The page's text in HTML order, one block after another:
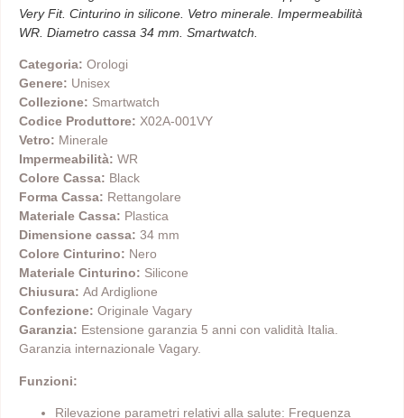
Very Fit. Cinturino in silicone. Vetro minerale. Impermeabilità
WR. Diametro cassa 34 mm. Smartwatch.
Categoria: Orologi
Genere: Unisex
Collezione: Smartwatch
Codice Produttore: X02A-001VY
Vetro: Minerale
Impermeabilità: WR
Colore Cassa: Black
Forma Cassa: Rettangolare
Materiale Cassa: Plastica
Dimensione cassa: 34 mm
Colore Cinturino: Nero
Materiale Cinturino: Silicone
Chiusura: Ad Ardiglione
Confezione: Originale Vagary
Garanzia: Estensione garanzia 5 anni con validità Italia.
Garanzia internazionale Vagary.
Funzioni:
Rilevazione parametri relativi alla salute: Frequenza